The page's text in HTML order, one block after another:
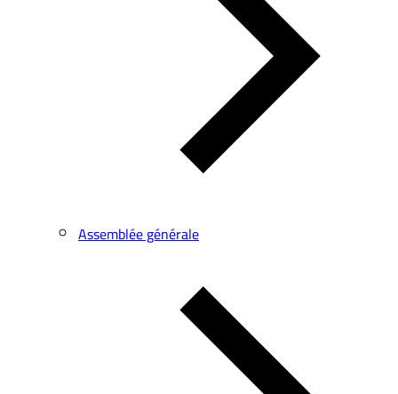
Assemblée générale